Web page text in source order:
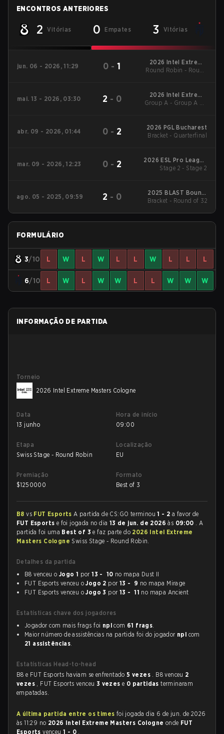
ENCONTROS ANTERIORES
2 Vitórias 0 Empates 3 Vitórias
jun. 06 - 2026, 11:29 0 -1
2026 Intel Extreme
Masters Cologne
Round Robin - Round
mai. 13 - 2026, 03:30 2 - 0
2026 Intel Extreme
Masters Atlanta
Group A - Group A LB
abr. 09 - 2026, 01:44 0 - 2
2026 PGL Bucharest
Bracket - Quarterfinal
mar. 09 - 2026, 12:23 0 - 2
2026 ESL Pro League
Season 23
Stage 2 - Stage 2
ago. 05 - 2025, 09:59 2 - 0
2025 BLAST Bounty
Fall
Bracket - Round of 32
FORMULÁRIO
3/10 L W L W L L W L L L
6/10 L W L W W L L W W W
INFORMAÇÃO DE PARTIDA
Torneio
2026 Intel Extreme Masters Cologne
Data
13 junho
Hora de início
09:00
Etapa
Swiss Stage - Round Robin
Localização
EU
Premiação
$1250000
Formato
Best of 3
B8vs FUT EsportsA partida de CS:GO terminou1 - 2 a favor de
FUT Esports e foi jogada no dia 13 de jun. de 2026às 09:00 . A
partida foi uma Best of 3e faz parte do 2026 Intel Extreme
Masters Cologne Swiss Stage - Round Robin.
Detalhes da partida
B8 venceu o Jogo 1 por13 - 10 no mapa Dust II
FUT Esports venceu oJogo 2 por 13 - 9 no mapa Mirage
FUT Esports venceu oJogo 3 por 13 - 11 no mapa Ancient
Estatísticas chave dos jogadores
Jogador com mais frags foi npl com 61 frags.
Maior número de assistências na partida foi do jogador npl com
21 assistências.
Estatísticas Head-to-head
B8 e FUT Esports haviam se enfrentado5 vezes . B8 venceu 2
vezes , FUT Esports venceu 3 vezese 0 partidasterminaram
empatadas.
A última partida entre os times foi jogada dia 6 de jun. de 2026
às 11:29 no 2026 Intel Extreme Masters Cologne onde FUT
Esportsvenceu1 - 0 .